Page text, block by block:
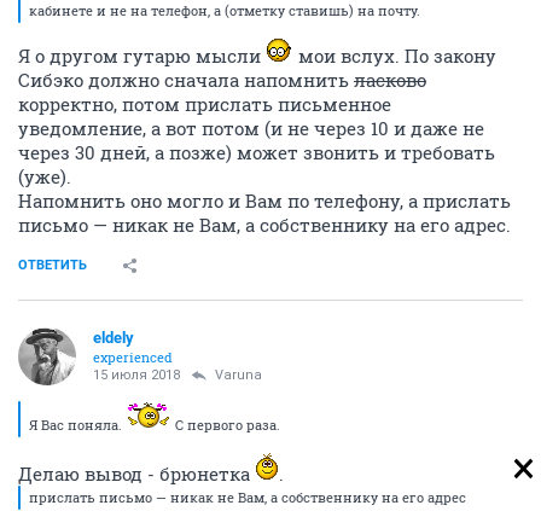
кабинете и не на телефон, а (отметку ставишь) на почту.
Я о другом гутарю мысли
мои вслух. По закону
Сибэко должно сначала напомнить ласково
корректно, потом прислать письменное
уведомление, а вот потом (и не через 10 и даже не
через 30 дней, а позже) может звонить и требовать
(уже).
Напомнить оно могло и Вам по телефону, а прислать
письмо — никак не Вам, а собственнику на его адрес.
ОТВЕТИТЬ
eldely
experienced
15 июля 2018 Varuna
Я Вас поняла. С первого раза.
Делаю вывод - брюнетка .
прислать письмо — никак не Вам, а собственнику на его адрес